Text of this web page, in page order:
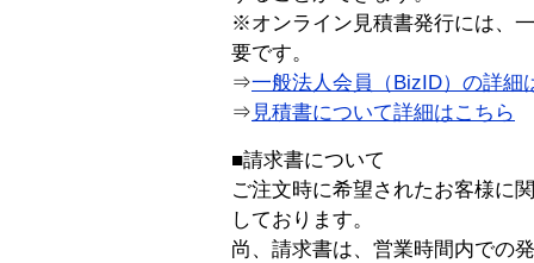
※オンライン見積書発行には、
要です。
⇒一般法人会員（BizID）の詳細
⇒ 見積書について詳細はこちら
■請求書について
ご注文時に希望されたお客様に
しております。
尚、請求書は、営業時間内での